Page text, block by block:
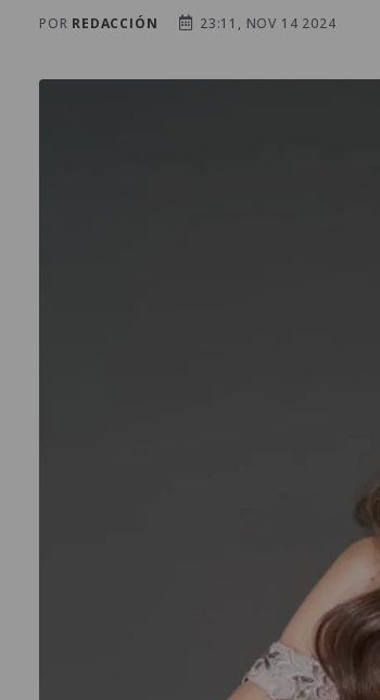
POR REDACCIÓN 23:11, NOV 14 2024